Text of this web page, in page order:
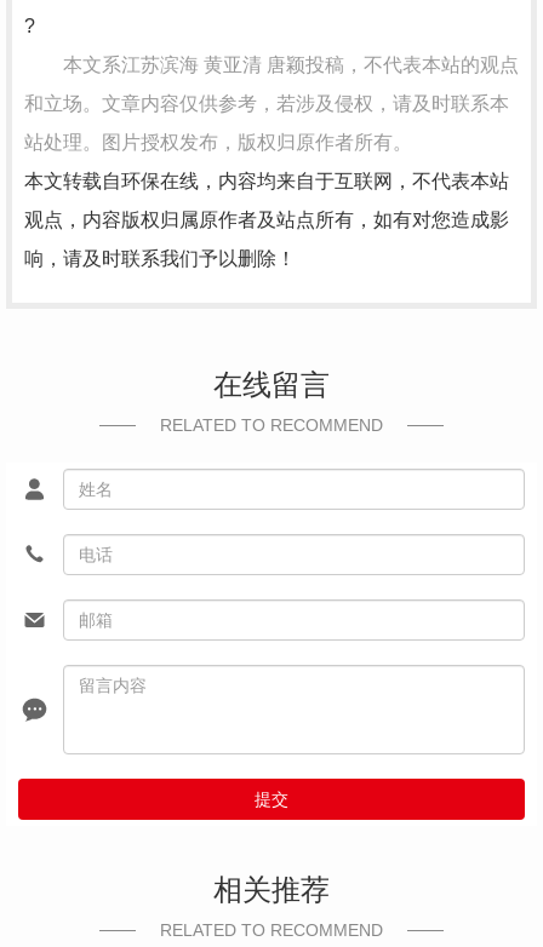
?
本文系江苏滨海 黄亚清 唐颖投稿，不代表本站的观点
和立场。文章内容仅供参考，若涉及侵权，请及时联系本
站处理。图片授权发布，版权归原作者所有。
本文转载自环保在线，内容均来自于互联网，不代表本站
观点，内容版权归属原作者及站点所有，如有对您造成影
响，请及时联系我们予以删除！
在线留言
RELATED TO RECOMMEND
提交
相关推荐
RELATED TO RECOMMEND